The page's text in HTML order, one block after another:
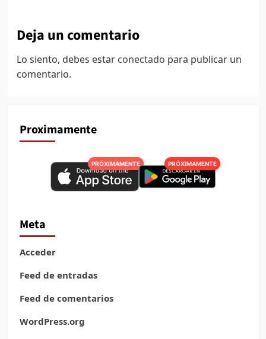
Deja un comentario
Lo siento, debes estar conectado para publicar un
comentario.
Proximamente
PRÓXIMAMENTE PRÓXIMAMENTE
Meta
Acceder
Feed de entradas
Feed de comentarios
WordPress.org